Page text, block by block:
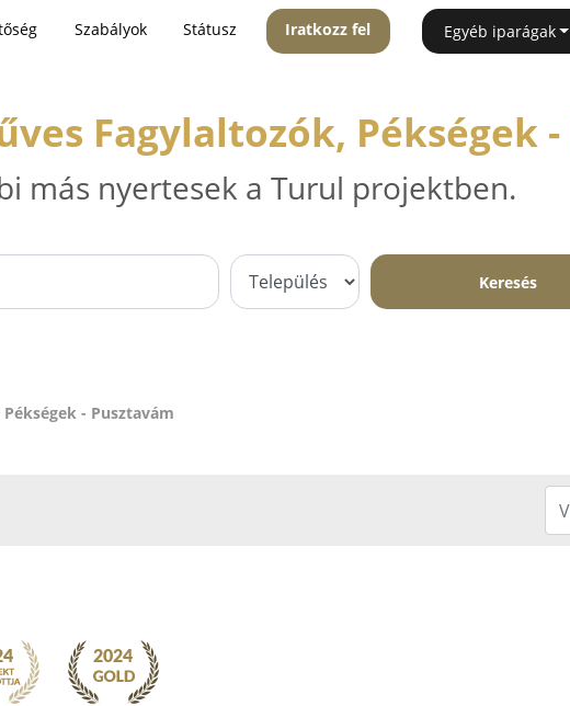
Szabályok Státusz Iratkozz fel Egyéb iparágak
Fagylaltozók, Pékségek
más nyertesek a Turul projektben.
Keresés
- Pusztavám